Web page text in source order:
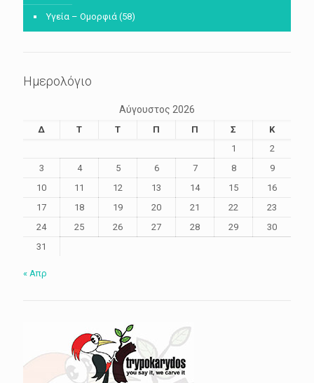
Υγεία – Ομορφιά (58)
Ημερολόγιο
Αύγουστος 2026
Δ Τ Τ Π Π Σ
Κ
1
2
3
4 5 6 7 8
9
10
11 12 13 14 15
16
17
18 19 20 21 22
23
24
25 26 27 28 29
30
31
« Απρ